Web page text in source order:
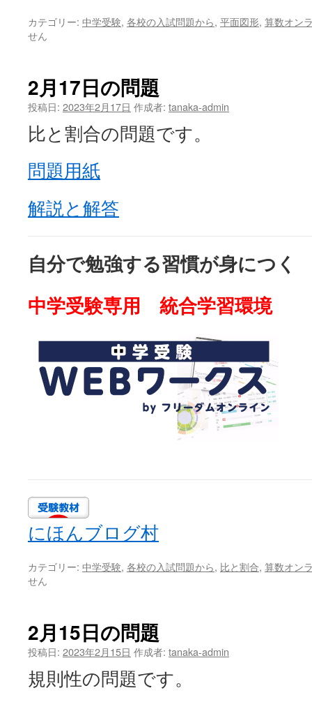
カテゴリー: 中学受験, 各校の入試問題から, 平面図形, 算数オン
せん
2月17日の問題
投稿日: 2023年2月17日 作成者: tanaka-admin
比と割合の問題です。
問題用紙
解説と解答
自分で勉強する習慣が身につく
中学受験専用 統合学習環境
にほんブログ村
カテゴリー: 中学受験, 各校の入試問題から, 比と割合, 算数オン
せん
2月15日の問題
投稿日: 2023年2月15日 作成者: tanaka-admin
規則性の問題です。